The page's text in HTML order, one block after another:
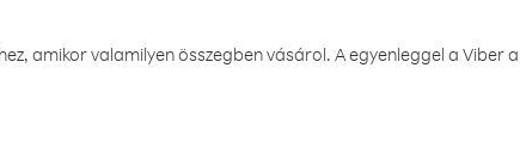
amikor valamilyen összegben vásárol. A egyenleggel a